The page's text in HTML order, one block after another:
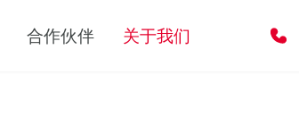
合作伙伴 关于我们